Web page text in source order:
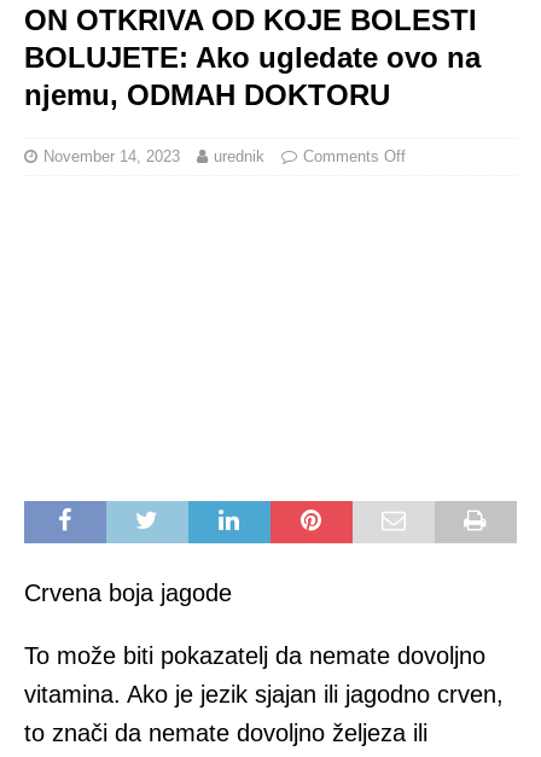
ON OTKRIVA OD KOJE BOLESTI
BOLUJETE: Ako ugledate ovo na
njemu, ODMAH DOKTORU
November 14, 2023 urednik Comments Off
Crvena boja jagode
To može biti pokazatelj da nemate dovoljno
vitamina. Ako je jezik sjajan ili jagodno crven,
to znači da nemate dovoljno željeza ili